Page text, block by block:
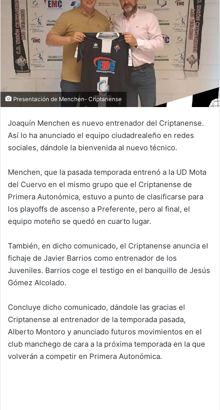
Presentación de Menchen- Criptanense
Joaquín Menchen es nuevo entrenador del Criptanense.
Así lo ha anunciado el equipo ciudadrealeño en redes
sociales, dándole la bienvenida al nuevo técnico.
Menchen, que la pasada temporada entrenó a la UD Mota
del Cuervo en el mismo grupo que el Criptanense de
Primera Autonómica, estuvo a punto de clasificarse para
los playoffs de ascenso a Preferente, pero al final, el
equipo moteño se quedó en cuarto lugar.
También, en dicho comunicado, el Criptanense anuncia el
fichaje de Javier Barrios como entrenador de los
Juveniles. Barrios coge el testigo en el banquillo de Jesús
Gómez Alcolado.
Concluye dicho comunicado, dándole las gracias el
Criptanense al entrenador de la temporada pasada,
Alberto Montoro y anunciado futuros movimientos en el
club manchego de cara a la próxima temporada en la que
volverán a competir en Primera Autonómica.